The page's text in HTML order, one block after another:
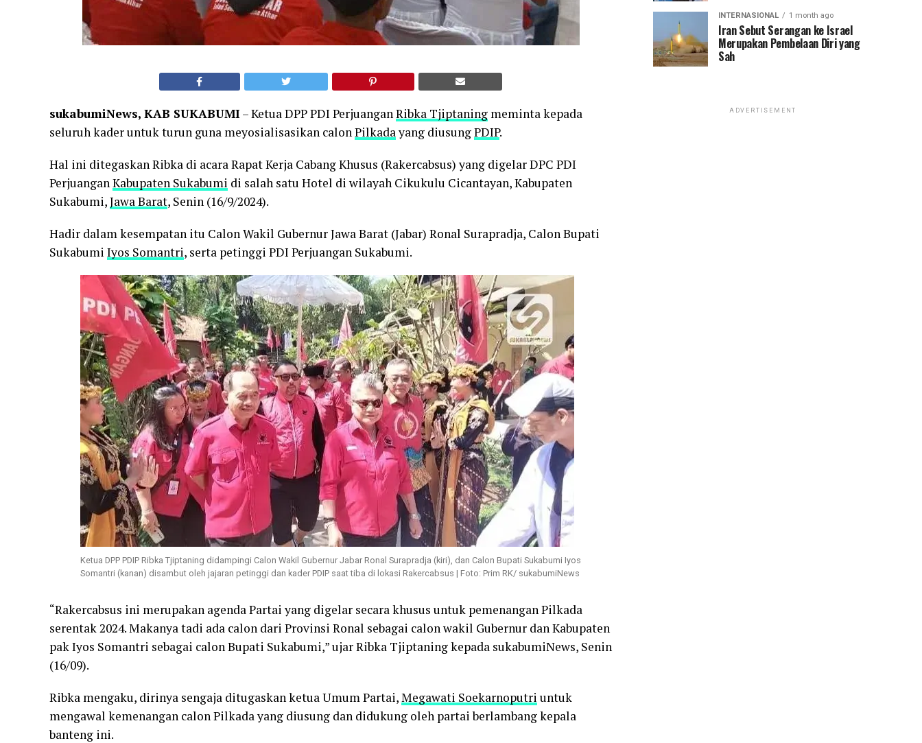
sukabumiNews, KAB SUKABUMI– Ketua DPP PDI PerjuanganRibka Tjiptaning meminta kepada
seluruh kader untuk turun guna meyosialisasikan calonPilkadayang diusungPDIP.
Hal ini ditegaskan Ribka di acara Rapat Kerja Cabang Khusus (Rakercabsus) yang digelar DPC PDI
PerjuanganKabupaten Sukabumi di salah satu Hotel di wilayah Cikukulu Cicantayan, Kabupaten
Sukabumi,Jawa Barat, Senin (16/9/2024).
Hadir dalam kesempatan itu Calon Wakil Gubernur Jawa Barat (Jabar) Ronal Surapradja, Calon Bupati
Sukabumi Iyos Somantri, serta petinggi PDI Perjuangan Sukabumi.
Ketua DPP PDIP Ribka Tjiptaning didampingi Calon Wakil Gubernur Jabar Ronal Surapradja (kiri), dan Calon Bupati Sukabumi Iyos
Somantri (kanan) disambut oleh jajaran petinggi dan kader PDIP saat tiba di lokasi Rakercabsus | Foto: Prim RK/ sukabumiNews
“Rakercabsus ini merupakan agenda Partai yang digelar secara khusus untuk pemenangan Pilkada
serentak 2024. Makanya tadi ada calon dari Provinsi Ronal sebagai calon wakil Gubernur dan Kabupaten
pak Iyos Somantri sebagai calon Bupati Sukabumi,” ujar Ribka Tjiptaning kepada sukabumiNews, Senin
(16/09).
Ribka mengaku, dirinya sengaja ditugaskan ketua Umum Partai,Megawati Soekarnoputri untuk
mengawal kemenangan calon Pilkada yang diusung dan didukung oleh partai berlambang kepala
banteng ini.
INTERNASIONAL 1 month ago
Iran Sebut Serangan ke Israel
Merupakan Pembelaan Diri yang
Sah
ADVERTISEMENT